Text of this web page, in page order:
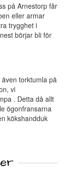
på Arnestorp får
eller armar
trygghet i
börjar bli för
torktumla på
vi
. Detta då allt
ögonfransarna
kökshandduk